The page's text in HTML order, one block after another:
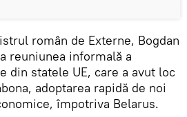
român de Externe, Bogdan
reuniunea informală a
din statele UE, care a avut loc
adoptarea rapidă de noi
împotriva Belarus.